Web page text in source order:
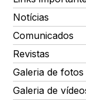
Notícias
Comunicados
Revistas
Galeria de fotos
Galeria de